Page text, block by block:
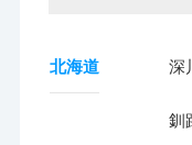
北海道 深
釧